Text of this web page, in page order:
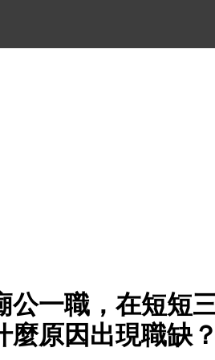
公一職，在短短
麼原因出現職缺？